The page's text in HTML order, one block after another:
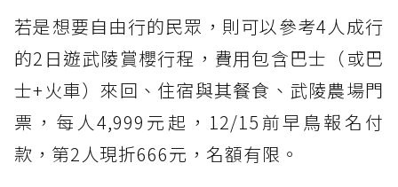
若是想要自由行的民眾，則可以參考4人成行
的2日遊武陵賞櫻行程，費用包含巴士（或巴
士+火車）來回、住宿與其餐食、武陵農場門
票，每人4,999元起，12/15前早鳥報名付
款，第2人現折666元，名額有限。